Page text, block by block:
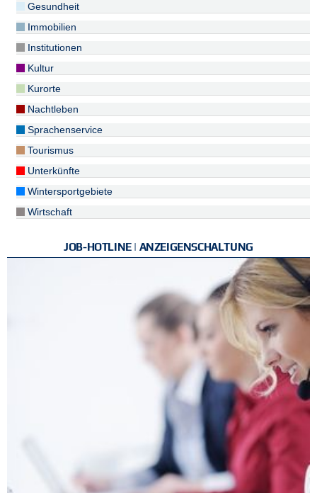
Gesundheit
Immobilien
Institutionen
Kultur
Kurorte
Nachtleben
Sprachenservice
Tourismus
Unterkünfte
Wintersportgebiete
Wirtschaft
JOB-HOTLINE | ANZEIGENSCHALTUNG